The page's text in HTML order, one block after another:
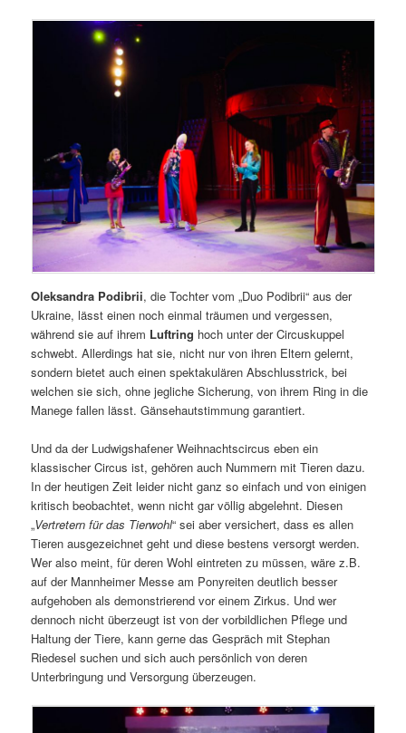
Oleksandra Podibrii, die Tochter vom „Duo Podibrii“ aus der
Ukraine, lässt einen noch einmal träumen und vergessen,
während sie auf ihrem Luftring hoch unter der Circuskuppel
schwebt. Allerdings hat sie, nicht nur von ihren Eltern gelernt,
sondern bietet auch einen spektakulären Abschlusstrick, bei
welchen sie sich, ohne jegliche Sicherung, von ihrem Ring in die
Manege fallen lässt. Gänsehautstimmung garantiert.
Und da der Ludwigshafener Weihnachtscircus eben ein
klassischer Circus ist, gehören auch Nummern mit Tieren dazu.
In der heutigen Zeit leider nicht ganz so einfach und von einigen
kritisch beobachtet, wenn nicht gar völlig abgelehnt. Diesen
„Vertretern für das Tierwohl“ sei aber versichert, dass es allen
Tieren ausgezeichnet geht und diese bestens versorgt werden.
Wer also meint, für deren Wohl eintreten zu müssen, wäre z.B.
auf der Mannheimer Messe am Ponyreiten deutlich besser
aufgehoben als demonstrierend vor einem Zirkus. Und wer
dennoch nicht überzeugt ist von der vorbildlichen Pflege und
Haltung der Tiere, kann gerne das Gespräch mit Stephan
Riedesel suchen und sich auch persönlich von deren
Unterbringung und Versorgung überzeugen.